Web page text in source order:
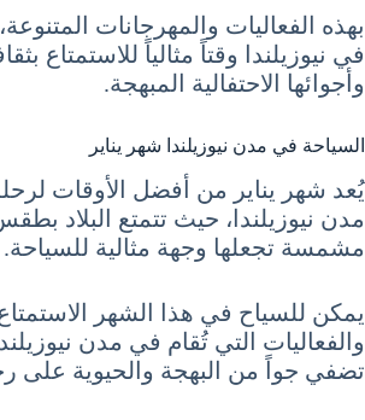
بهذه الفعاليات والمهرجانات
في نيوزيلندا وقتاً مثالياً للاستمتاع
وأجوائها الاحتفالية المبهجة.
السياحة في مدن نيوزيلندا شهر يناير
يُعد شهر يناير من أفضل الأوقات
مدن نيوزيلندا، حيث تتمتع البلاد
مشمسة تجعلها وجهة مثالية للسياحة.
يمكن للسياح في هذا الشهر
والفعاليات التي تُقام في مدن
تضفي جواً من البهجة والحيوية على